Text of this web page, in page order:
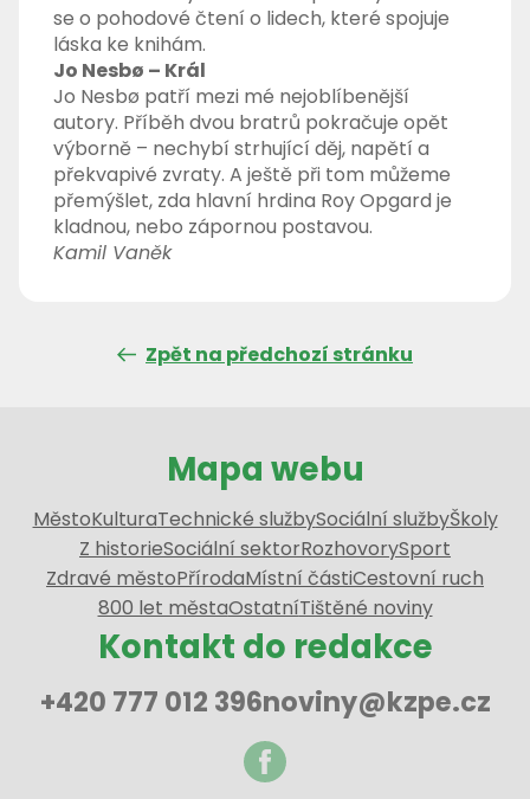
se o pohodové čtení o lidech, které spojuje
láska ke knihám.
Jo Nesbø – Král
Jo Nesbø patří mezi mé nejoblíbenější
autory. Příběh dvou bratrů pokračuje opět
výborně – nechybí strhující děj, napětí a
překvapivé zvraty. A ještě při tom můžeme
přemýšlet, zda hlavní hrdina Roy Opgard je
kladnou, nebo zápornou postavou.
Kamil Vaněk
Zpět na předchozí stránku
Mapa webu
MěstoKulturaTechnické službySociální službyŠkoly
Z historieSociální sektorRozhovorySport
Zdravé městoPřírodaMístní částiCestovní ruch
800 let městaOstatníTištěné noviny
Kontakt do redakce
+420 777 012 396noviny@kzpe.cz